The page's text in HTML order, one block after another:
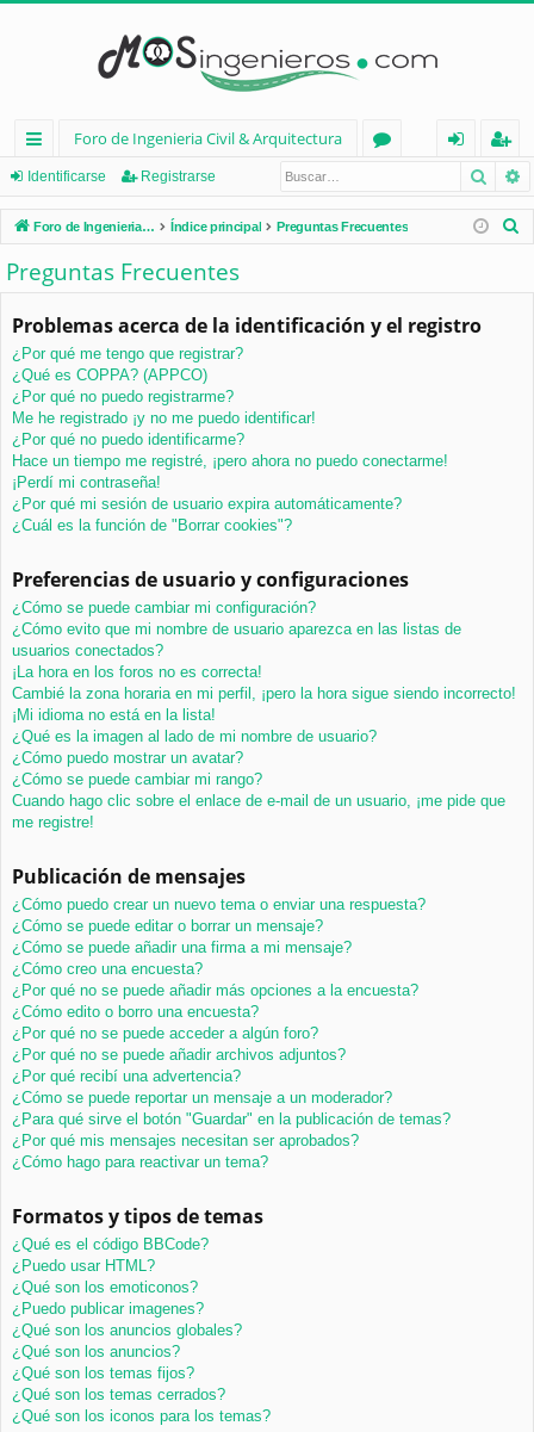
nl
ac
es
rá
pi
d
os
Foro de Ingenieria Civil & Arquitectura
os
nt
ifi
rs
eg
ist
ra
Identificarse Registrarse
Foro de Ingenieria Civil & Arquitectura Índice principal Preguntas Frecuentes
Preguntas Frecuentes
Problemas acerca de la identificación y el registro
¿Por qué me tengo que registrar?
¿Qué es COPPA? (APPCO)
¿Por qué no puedo registrarme?
Me he registrado ¡y no me puedo identificar!
¿Por qué no puedo identificarme?
Hace un tiempo me registré, ¡pero ahora no puedo conectarme!
¡Perdí mi contraseña!
¿Por qué mi sesión de usuario expira automáticamente?
¿Cuál es la función de "Borrar cookies"?
Preferencias de usuario y configuraciones
¿Cómo se puede cambiar mi configuración?
¿Cómo evito que mi nombre de usuario aparezca en las listas de
usuarios conectados?
¡La hora en los foros no es correcta!
Cambié la zona horaria en mi perfil, ¡pero la hora sigue siendo incorrecto!
¡Mi idioma no está en la lista!
¿Qué es la imagen al lado de mi nombre de usuario?
¿Cómo puedo mostrar un avatar?
¿Cómo se puede cambiar mi rango?
Cuando hago clic sobre el enlace de e-mail de un usuario, ¡me pide que
me registre!
Publicación de mensajes
¿Cómo puedo crear un nuevo tema o enviar una respuesta?
¿Cómo se puede editar o borrar un mensaje?
¿Cómo se puede añadir una firma a mi mensaje?
¿Cómo creo una encuesta?
¿Por qué no se puede añadir más opciones a la encuesta?
¿Cómo edito o borro una encuesta?
¿Por qué no se puede acceder a algún foro?
¿Por qué no se puede añadir archivos adjuntos?
¿Por qué recibí una advertencia?
¿Cómo se puede reportar un mensaje a un moderador?
¿Para qué sirve el botón "Guardar" en la publicación de temas?
¿Por qué mis mensajes necesitan ser aprobados?
¿Cómo hago para reactivar un tema?
Formatos y tipos de temas
¿Qué es el código BBCode?
¿Puedo usar HTML?
¿Qué son los emoticonos?
¿Puedo publicar imagenes?
¿Qué son los anuncios globales?
¿Qué son los anuncios?
¿Qué son los temas fijos?
¿Qué son los temas cerrados?
¿Qué son los iconos para los temas?